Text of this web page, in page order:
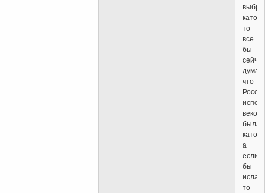
то
все
бы
сейчас
что
веков
была
а
если
бы
ислам,
то -